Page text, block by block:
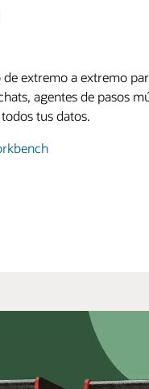
extremo a extremo
agentes de pasos
tus datos.